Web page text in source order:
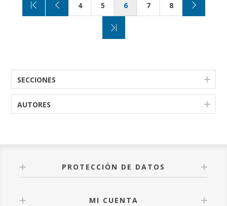
4 5 6 7 8
SECCIONES
AUTORES
PROTECCIÓN DE DATOS
MI CUENTA